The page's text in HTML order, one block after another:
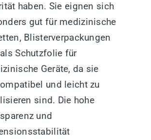
haben. Sie eignen sich
gut für medizinische
Blisterverpackungen
Schutzfolie für
Geräte, da sie
und leicht zu
sind. Die hohe
und